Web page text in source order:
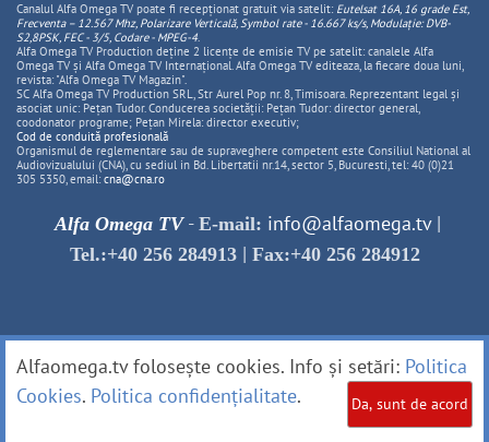
Canalul Alfa Omega TV poate fi recepționat gratuit via satelit: Eutelsat 16A, 16 grade Est,
Frecventa – 12.567 Mhz, PolarizareVerticală, Symbol rate - 16.667 ks/s, Modulație: DVB-
S2,8PSK, FEC - 3/5, Codare - MPEG-4.
Alfa Omega TV Production deține 2 licențe de emisie TV pe satelit: canalele Alfa
Omega TV și Alfa Omega TV Internațional. Alfa Omega TV editeaza, la fiecare doua luni,
revista: "Alfa Omega TV Magazin".
SC Alfa Omega TV Production SRL, Str Aurel Pop nr. 8, Timisoara. Reprezentant legal și
asociat unic: Pețan Tudor. Conducerea societății: Pețan Tudor: director general,
coodonator programe; Pețan Mirela: director executiv;
Cod de conduită profesională
Organismul de reglementare sau de supraveghere competent este Consiliul National al
Audiovizualului (CNA), cu sediul in Bd. Libertatii nr.14, sector 5, Bucuresti, tel: 40 (0)21
305 5350, email: cna@cna.ro
Alfa Omega TV- E-mail: info@alfaomega.tv|
Tel.:+40 256 284913| Fax:+40 256 284912
Alfaomega.tv folosește cookies. Info și setări: Politica
Cookies. Politica confidențialitate. Da, sunt de acord